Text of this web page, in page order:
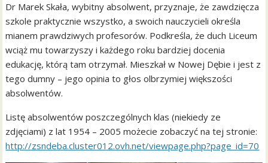
Dr Marek Skała, wybitny absolwent, przyznaje, że zawdzięcza
szkole praktycznie wszystko, a swoich nauczycieli określa
mianem prawdziwych profesorów. Podkreśla, że duch Liceum
wciąż mu towarzyszy i każdego roku bardziej docenia
edukację, którą tam otrzymał. Mieszkał w Nowej Dębie i jest z
tego dumny – jego opinia to głos olbrzymiej większości
absolwentów.
Listę absolwentów poszczególnych klas (niekiedy ze
zdjęciami) z lat 1954 – 2005 możecie zobaczyć na tej stronie:
http://zsndeba.cluster012.ovh.net/viewpage.php?page_id=70